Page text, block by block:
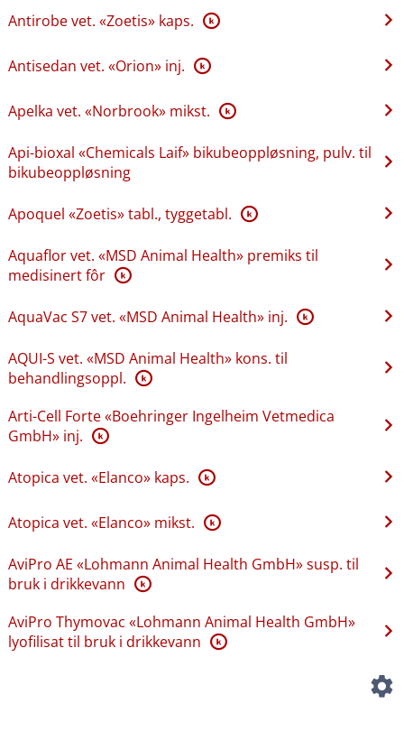
Antirobe vet. «Zoetis» kaps. K
Antisedan vet. «Orion» inj. K
Apelka vet. «Norbrook» mikst. K
Api-bioxal «Chemicals Laif» bikubeoppløsning, pulv. til
bikubeoppløsning
Apoquel «Zoetis» tabl., tyggetabl. K
Aquaflor vet. «MSD Animal Health» premiks til
medisinert fôr K
AquaVac S7 vet. «MSD Animal Health» inj. K
AQUI-S vet. «MSD Animal Health» kons. til
behandlingsoppl. K
Arti-Cell Forte «Boehringer Ingelheim Vetmedica
GmbH» inj. K
Atopica vet. «Elanco» kaps. K
Atopica vet. «Elanco» mikst. K
AviPro AE «Lohmann Animal Health GmbH» susp. til
bruk i drikkevann K
AviPro Thymovac «Lohmann Animal Health GmbH»
lyofilisat til bruk i drikkevann K